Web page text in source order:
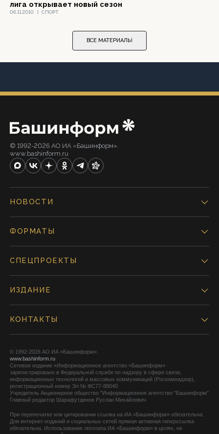
06.11.2010 | СПОРТ
лига открывает новый сезон
ВСЕ МАТЕРИАЛЫ
© 1992-2026 АО ИА «Башинформ».
www.bashinform.ru
НОВОСТИ
ФОРМАТЫ
СПЕЦПРОЕКТЫ
ИЗДАНИЕ
КОНТАКТЫ
© 1992-2026 АО ИА «Башинформ».
www.bashinform.ru
Сетевое издание «Информационное агентство «Башинформ»
зарегистрировано в Федеральной службе по надзору в сфере связи,
информационных технологий и массовых коммуникаций (Роскомнадзор),
регистрационный номер Эл № ФС77-88040
Учредитель Акционерное общество "Информационное агентство "Башинформ"
Главный редактор Шарафутдинов Руслан Михайлович
При перепечатке или цитировании ссылка на ИА «Башинформ» обязательна.
Для интернет-изданий и социальных сетей прямая активная гиперссылка
обязательна. Использование логотипа ИА «Башинформ» в целях, не